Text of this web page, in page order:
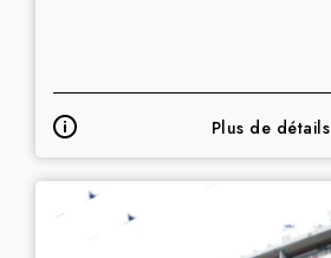
Plus de détails